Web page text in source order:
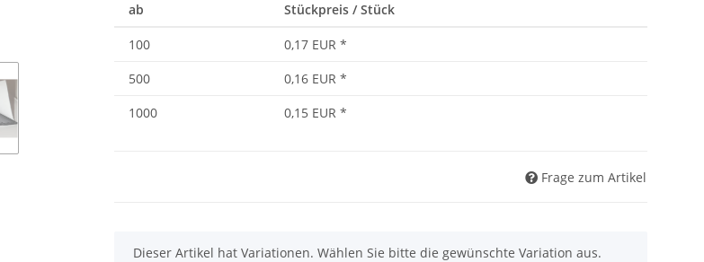
ab Stückpreis / Stück
100 0,17 EUR *
500
0,16 EUR *
1000
0,15 EUR *
Frage zum Artikel
x
Dieser Artikel hat Variationen. Wählen Sie bitte die gewünschte Variation aus.